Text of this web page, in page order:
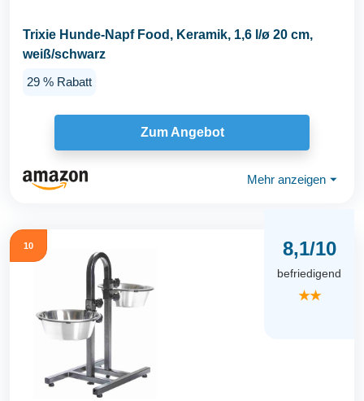
Trixie Hunde-Napf Food, Keramik, 1,6 l/ø 20 cm,
weiß/schwarz
29 % Rabatt
Zum Angebot
Mehr anzeigen ⏷
10 8,1/10
befriedigend
★★